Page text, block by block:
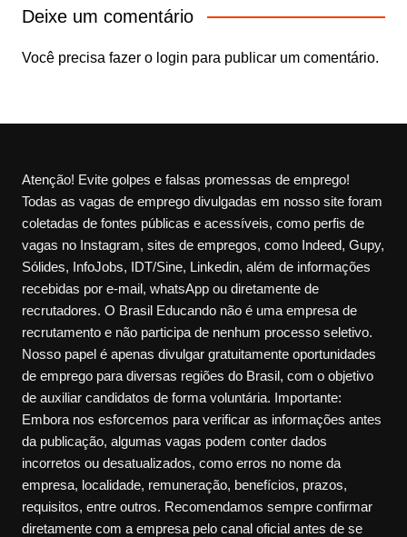
Deixe um comentário
Você precisa fazer o login para publicar um comentário.
Atenção! Evite golpes e falsas promessas de emprego!
Todas as vagas de emprego divulgadas em nosso site foram
coletadas de fontes públicas e acessíveis, como perfis de
vagas no Instagram, sites de empregos, como Indeed, Gupy,
Sólides, InfoJobs, IDT/Sine, Linkedin, além de informações
recebidas por e-mail, whatsApp ou diretamente de
recrutadores. O Brasil Educando não é uma empresa de
recrutamento e não participa de nenhum processo seletivo.
Nosso papel é apenas divulgar gratuitamente oportunidades
de emprego para diversas regiões do Brasil, com o objetivo
de auxiliar candidatos de forma voluntária. Importante:
Embora nos esforcemos para verificar as informações antes
da publicação, algumas vagas podem conter dados
incorretos ou desatualizados, como erros no nome da
empresa, localidade, remuneração, benefícios, prazos,
requisitos, entre outros. Recomendamos sempre confirmar
diretamente com a empresa pelo canal oficial antes de se